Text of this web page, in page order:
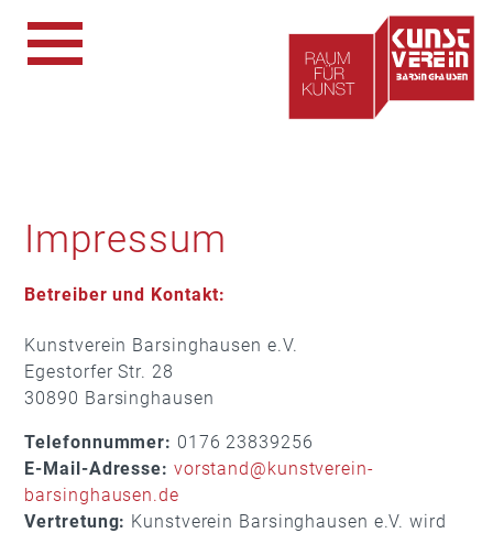
Impressum
Betreiber und Kontakt:
Kunstverein Barsinghausen e.V.
Egestorfer Str. 28
30890 Barsinghausen
Telefonnummer: 0176 23839256
E-Mail-Adresse: vorstand@kunstverein-
barsinghausen.de
Vertretung: Kunstverein Barsinghausen e.V. wird